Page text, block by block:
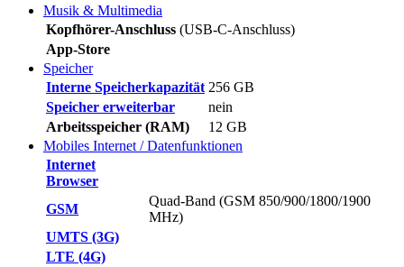
Musik & Multimedia
Kopfhörer-Anschluss (USB-C-Anschluss)
App-Store
Speicher
Interne Speicherkapazität 256 GB
Speicher erweiterbar
nein
Arbeitsspeicher (RAM)
12 GB
Mobiles Internet / Datenfunktionen
Internet
Browser
GSM
Quad-Band (GSM 850/900/1800/1900
MHz)
UMTS (3G)
LTE (4G)